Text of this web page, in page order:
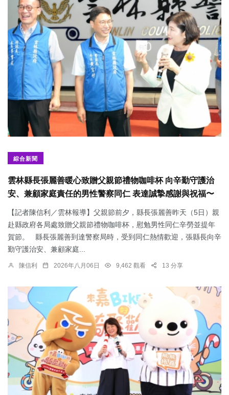
綜合新聞
雲林縣長張麗善暖心致贈父親節禮物咖啡杯 向辛勤守護治
安、兼顧家庭責任的男性警察同仁 表達誠摯感謝與祝福〜
【記者陳信利／雲林報導】父親節前夕，縣長張麗善昨天（5日）親
赴縣政府各局處致贈父親節禮物咖啡杯，慰勉男性同仁辛勞並提年
賀節。 縣長張麗善到達警察局時，受到同仁熱情歡迎，張縣長向辛
勤守護治安、兼顧家庭...
陳信利 2026年八月06日 9,462 觀看 13 分享